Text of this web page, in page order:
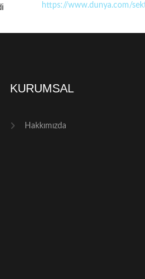
https://www.dunya.com/
KURUMSAL
Hakkımızda